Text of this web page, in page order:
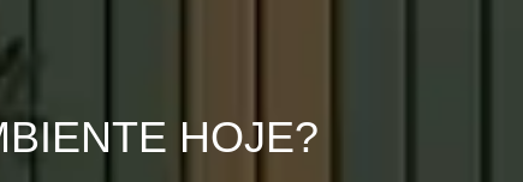
HOJE?